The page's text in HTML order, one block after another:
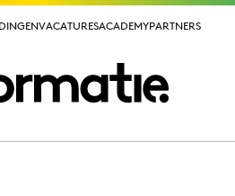
VACATURESACADEMYPARTNERS
VACATURESACADEMYPARTNERS